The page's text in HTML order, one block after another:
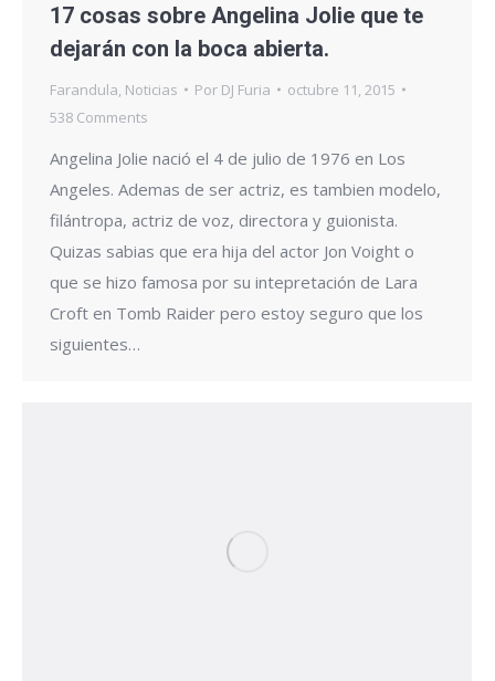
17 cosas sobre Angelina Jolie que te
dejarán con la boca abierta.
Farandula, Noticias Por DJ Furia
octubre 11, 2015
538 Comments
Angelina Jolie nació el 4 de julio de 1976 en Los
Angeles. Ademas de ser actriz, es tambien modelo,
filántropa, actriz de voz, directora y guionista.
Quizas sabias que era hija del actor Jon Voight o
que se hizo famosa por su intepretación de Lara
Croft en Tomb Raider pero estoy seguro que los
siguientes…